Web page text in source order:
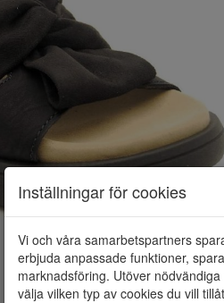
Inställningar för cookies
Vi och våra samarbetspartners
erbjuda anpassade funktioner,
marknadsföring. Utöver
välja vilken typ av cookies du vill